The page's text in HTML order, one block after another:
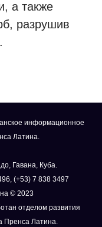
а также
разрушив
информационное
Латина.
Гавана, Куба.
(+53) 7 838 3497
© 2023
отделом развития
Пренса Латина.